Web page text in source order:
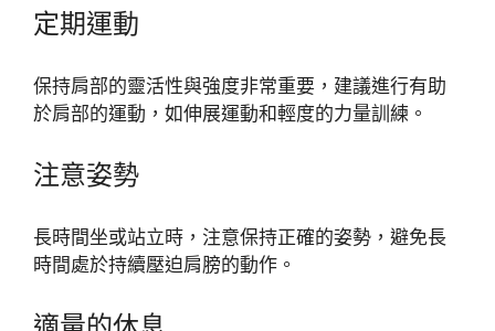
定期運動
保持肩部的靈活性與強度非常重要，建議進行有助
於肩部的運動，如伸展運動和輕度的力量訓練。
注意姿勢
長時間坐或站立時，注意保持正確的姿勢，避免長
時間處於持續壓迫肩膀的動作。